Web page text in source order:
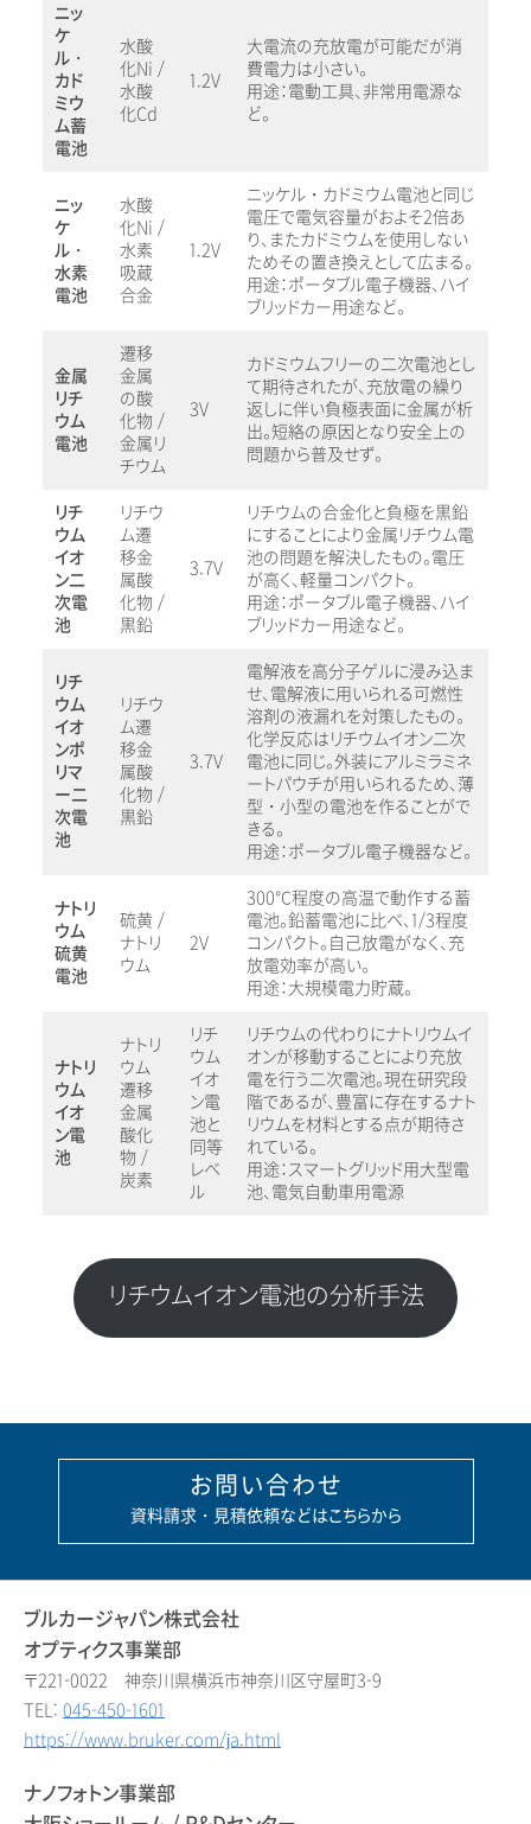
ニッ
ケ
ル・
カド
ミウ
ム蓄
電池
水酸
化Ni /
水酸
化Cd
1.2V
大電流の充放電が可能だが消
費電力は小さい。
用途：電動工具、非常用電源な
ど。
ニッ
ケ
ル・
水素
電池
水酸
化Ni /
水素
吸蔵
合金
1.2V
ニッケル・カドミウム電池と同じ
電圧で電気容量がおよそ2倍あ
り、またカドミウムを使用しない
ためその置き換えとして広まる。
用途：ポータブル電子機器、ハイ
ブリッドカー用途など。
金属
リチ
ウム
電池
遷移
金属
の酸
化物 /
金属リ
チウム
3V
カドミウムフリーの二次電池とし
て期待されたが、充放電の繰り
返しに伴い負極表面に金属が析
出。短絡の原因となり安全上の
問題から普及せず。
リチ
ウム
イオ
ン二
次電
池
リチウ
ム遷
移金
属酸
化物 /
黒鉛
3.7V
リチウムの合金化と負極を黒鉛
にすることにより金属リチウム電
池の問題を解決したもの。電圧
が高く、軽量コンパクト。
用途：ポータブル電子機器、ハイ
ブリッドカー用途など。
リチ
ウム
イオ
ンポ
リマ
ー二
次電
池
リチウ
ム遷
移金
属酸
化物 /
黒鉛
3.7V
電解液を高分子ゲルに浸み込ま
せ、電解液に用いられる可燃性
溶剤の液漏れを対策したもの。
化学反応はリチウムイオン二次
電池に同じ。外装にアルミラミネ
ートパウチが用いられるため、薄
型・小型の電池を作ることがで
きる。
用途：ポータブル電子機器など。
ナトリ
ウム
硫黄
電池
硫黄 /
ナトリ
ウム
2V
300℃程度の高温で動作する蓄
電池。鉛蓄電池に比べ、1/3程度
コンパクト。自己放電がなく、充
放電効率が高い。
用途：大規模電力貯蔵。
ナトリ
ウム
イオ
ン電
池
ナトリ
ウム
遷移
金属
酸化
物 /
炭素
リチ
ウム
イオ
ン電
池と
同等
レベ
ル
リチウムの代わりにナトリウムイ
オンが移動することにより充放
電を行う二次電池。現在研究段
階であるが、豊富に存在するナト
リウムを材料とする点が期待さ
れている。
用途：スマートグリッド用大型電
池、電気自動車用電源
リチウムイオン電池の分析手法
お問い合わせ
資料請求・見積依頼などはこちらから
ブルカージャパン株式会社
オプティクス事業部
〒221-0022 神奈川県横浜市神奈川区守屋町3-9
TEL: 045-450-1601
https://www.bruker.com/ja.html
ナノフォトン事業部